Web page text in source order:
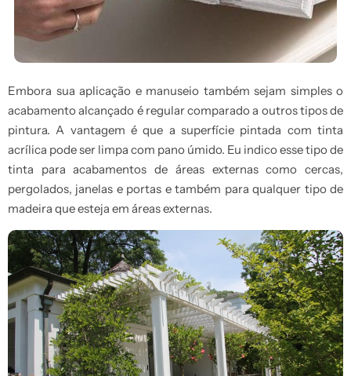
Embora sua aplicação e manuseio também sejam simples o
acabamento alcançado é regular comparado a outros tipos de
pintura. A vantagem é que a superfície pintada com tinta
acrílica pode ser limpa com pano úmido. Eu indico esse tipo de
tinta para acabamentos de áreas externas como cercas,
pergolados, janelas e portas e também para qualquer tipo de
madeira que esteja em áreas externas.